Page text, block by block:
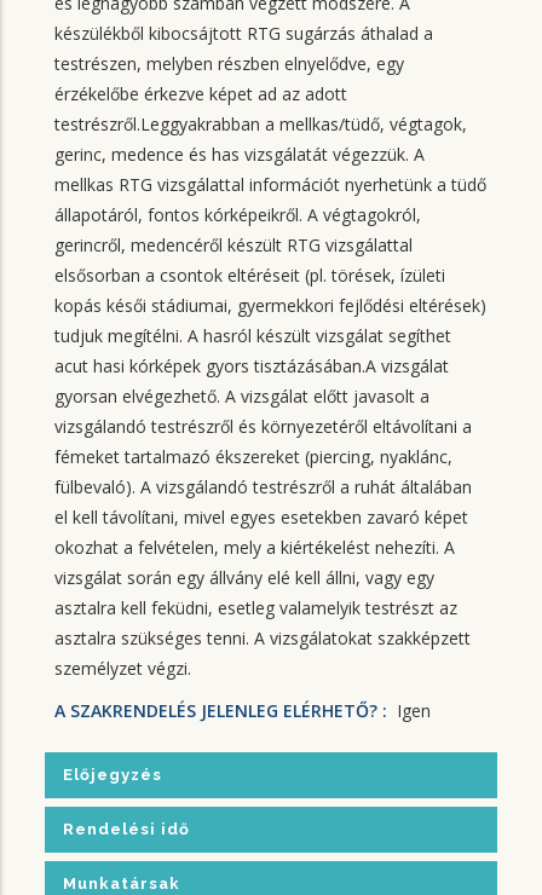
készülékből kibocsájtott RTG sugárzás áthalad a
testrészen, melyben részben elnyelődve, egy
érzékelőbe érkezve képet ad az adott
testrészről.Leggyakrabban a mellkas/tüdő, végtagok,
gerinc, medence és has vizsgálatát végezzük. A
mellkas RTG vizsgálattal információt nyerhetünk a tüdő
állapotáról, fontos kórképeikről. A végtagokról,
gerincről, medencéről készült RTG vizsgálattal
elsősorban a csontok eltéréseit (pl. törések, ízületi
kopás késői stádiumai, gyermekkori fejlődési eltérések)
tudjuk megítélni. A hasról készült vizsgálat segíthet
acut hasi kórképek gyors tisztázásában.A vizsgálat
gyorsan elvégezhető. A vizsgálat előtt javasolt a
vizsgálandó testrészről és környezetéről eltávolítani a
fémeket tartalmazó ékszereket (piercing, nyaklánc,
fülbevaló). A vizsgálandó testrészről a ruhát általában
el kell távolítani, mivel egyes esetekben zavaró képet
okozhat a felvételen, mely a kiértékelést nehezíti. A
vizsgálat során egy állvány elé kell állni, vagy egy
asztalra kell feküdni, esetleg valamelyik testrészt az
asztalra szükséges tenni. A vizsgálatokat szakképzett
személyzet végzi.
A SZAKRENDELÉS JELENLEG ELÉRHETŐ? : Igen
Előjegyzés
Rendelési idő
Munkatársak